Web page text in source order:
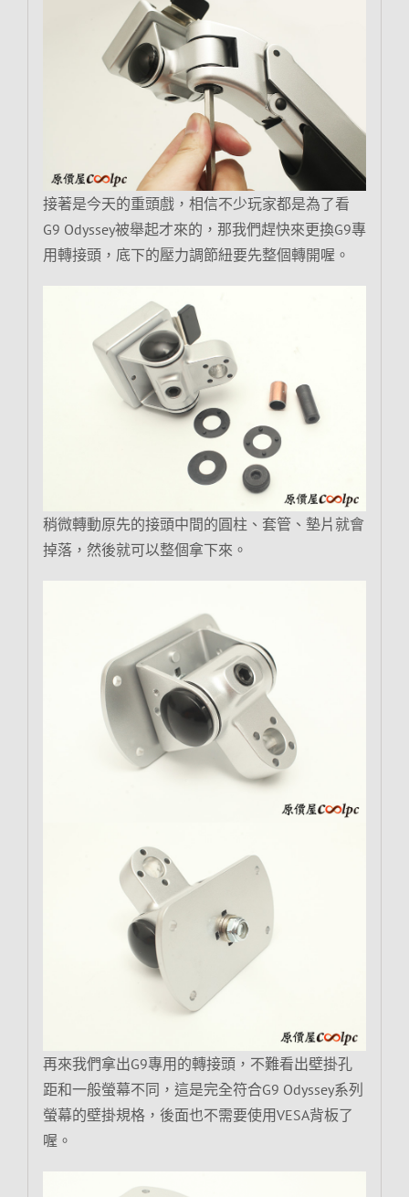
接著是今天的重頭戲，相信不少玩家都是為了看
G9 Odyssey被舉起才來的，那我們趕快來更換G9專
用轉接頭，底下的壓力調節紐要先整個轉開喔。
稍微轉動原先的接頭中間的圓柱、套管、墊片就會
掉落，然後就可以整個拿下來。
再來我們拿出G9專用的轉接頭，不難看出壁掛孔
距和一般螢幕不同，這是完全符合G9 Odyssey系列
螢幕的壁掛規格，後面也不需要使用VESA背板了
喔。